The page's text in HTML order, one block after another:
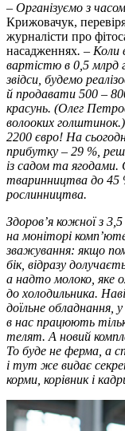
– Організуємо з
Крижовачук,
журналісти про
насадженнях. – Коли
вартістю в 0,5 млрд
звідси, будемо
й продавати 500 –
красунь. (Олег
волооких
2200 євро! На
прибутку – 29 %,
із садом та
тваринництва до 45
рослинництва.
Здоров’я кожної з
на моніторі
зважування: якщо
бік, відразу
а надто молоко, яке
до холодильника.
доїльне обладнання,
в нас працюють
телят. А новий
То буде не ферма, а
і тут же видає
корми, корівник і